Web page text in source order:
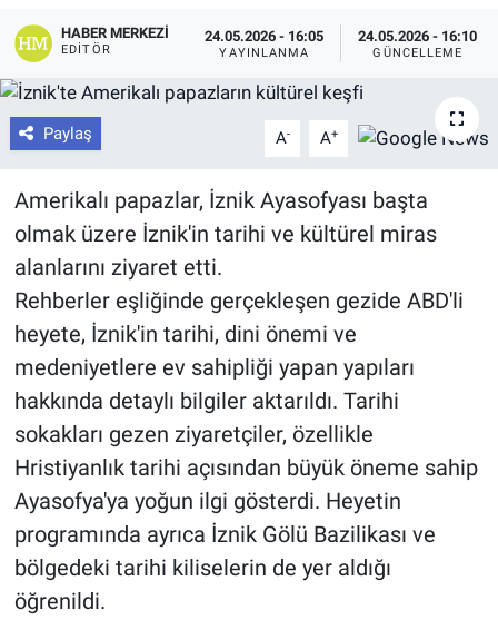
HABER MERKEZI
EDITÖR
24.05.2026 - 16:05
YAYINLANMA
24.05.2026 - 16:10
GÜNCELLEME
Paylaş A- A+
Amerikalı papazlar, İznik Ayasofyası başta
olmak üzere İznik'in tarihi ve kültürel miras
alanlarını ziyaret etti.
Rehberler eşliğinde gerçekleşen gezide ABD'li
heyete, İznik'in tarihi, dini önemi ve
medeniyetlere ev sahipliği yapan yapıları
hakkında detaylı bilgiler aktarıldı. Tarihi
sokakları gezen ziyaretçiler, özellikle
Hristiyanlık tarihi açısından büyük öneme sahip
Ayasofya'ya yoğun ilgi gösterdi. Heyetin
programında ayrıca İznik Gölü Bazilikası ve
bölgedeki tarihi kiliselerin de yer aldığı
öğrenildi.